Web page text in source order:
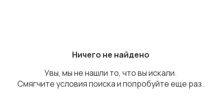
Купание
Ничего не найдено
Увы, мы не нашли то, что вы искали.
Смягчите условия поиска и попробуйте еще раз.